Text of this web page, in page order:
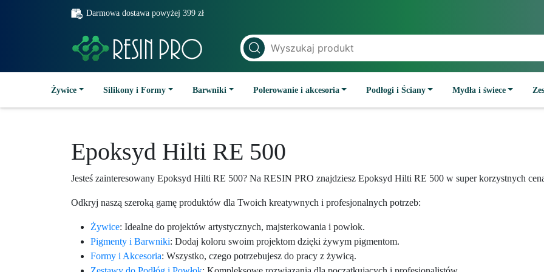
Darmowa dostawa powyżej 399 zł
Żywice Silikony i Formy Barwniki Polerowanie i akcesoria Podłogi i Ściany Mydła i świece
Epoksyd Hilti RE 500
Jesteś zainteresowany Epoksyd Hilti RE 500? Na RESIN PRO znajdziesz Epoksyd Hilti RE 500 w super korzystnych
Odkryj naszą szeroką gamę produktów dla Twoich kreatywnych i profesjonalnych potrzeb:
Żywice: Idealne do projektów artystycznych, majsterkowania i powłok.
Pigmenty i Barwniki: Dodaj koloru swoim projektom dzięki żywym pigmentom.
Formy i Akcesoria: Wszystko, czego potrzebujesz do pracy z żywicą.